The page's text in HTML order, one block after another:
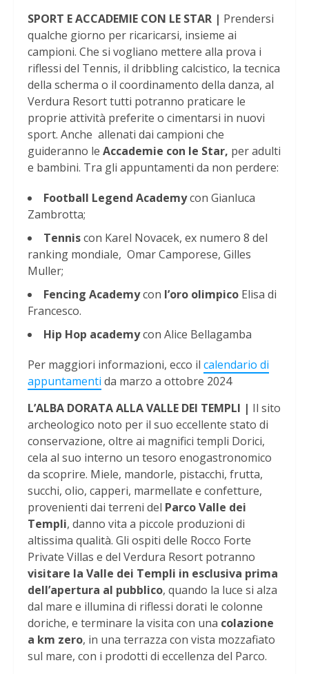
SPORT E ACCADEMIE CON LE STAR | Prendersi
qualche giorno per ricaricarsi, insieme ai
campioni. Che si vogliano mettere alla prova i
riflessi del Tennis, il dribbling calcistico, la tecnica
della scherma o il coordinamento della danza, al
Verdura Resort tutti potranno praticare le
proprie attività preferite o cimentarsi in nuovi
sport. Anche allenati dai campioni che
guideranno le Accademie con le Star, per adulti
e bambini. Tra gli appuntamenti da non perdere:
Football Legend Academycon Gianluca
Zambrotta;
Tenniscon Karel Novacek, ex numero 8 del
ranking mondiale, Omar Camporese, Gilles
Muller;
Fencing Academycon l’oro olimpico Elisa di
Francesco.
Hip Hop academycon Alice Bellagamba
Per maggiori informazioni, ecco il calendario di
appuntamenti da marzo a ottobre 2024
L’ALBA DORATA ALLA VALLE DEI TEMPLI | Il sito
archeologico noto per il suo eccellente stato di
conservazione, oltre ai magnifici templi Dorici,
cela al suo interno un tesoro enogastronomico
da scoprire. Miele, mandorle, pistacchi, frutta,
succhi, olio, capperi, marmellate e confetture,
provenienti dai terreni del Parco Valle dei
Templi, danno vita a piccole produzioni di
altissima qualità. Gli ospiti delle Rocco Forte
Private Villas e del Verdura Resort potranno
visitare la Valle dei Templi in esclusiva prima
dell’apertura al pubblico, quando la luce si alza
dal mare e illumina di riflessi dorati le colonne
doriche, e terminare la visita con una colazione
a km zero, in una terrazza con vista mozzafiato
sul mare, con i prodotti di eccellenza del Parco.